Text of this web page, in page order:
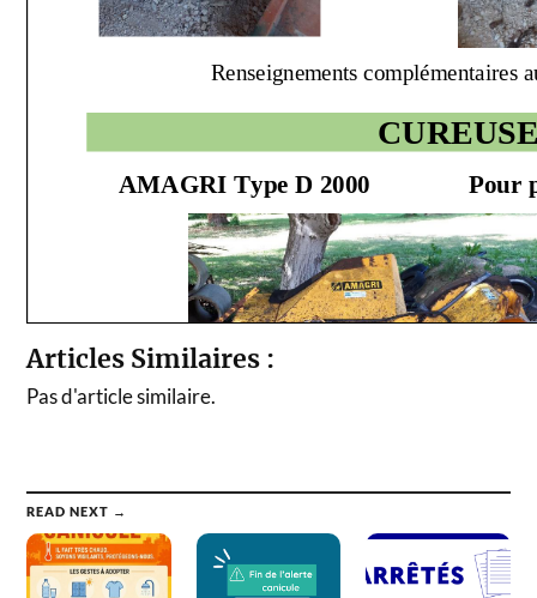
Articles Similaires :
Pas d'article similaire.
READ NEXT →